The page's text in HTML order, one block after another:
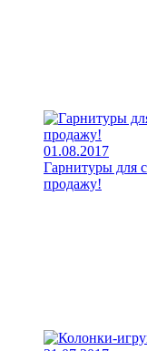
01.08.2017
Гарнитуры для
продажу!